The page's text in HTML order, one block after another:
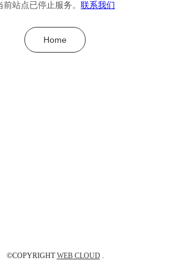
前站点已停止服务。 联系我们
Home
©COPYRIGHTWEB CLOUD.